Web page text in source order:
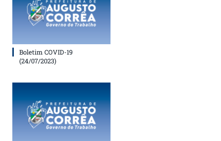
Boletim COVID-19
(24/07/2023)